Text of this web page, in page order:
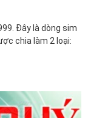
Đây là dòng sim
chia làm 2 loại: